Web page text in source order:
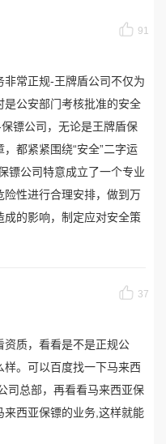
91
常正规-王牌盾公司不仅为
是公安部门考核批准的安全
镖公司，无论是王牌盾保
都紧紧围绕“安全”二字运
镖公司特意成立了一个专业
险性进行合理安排，做到万
的影响，制定应对安全策
37
质，看看是不是正规公
样。可以百度找一下马来西
司总部，再看看马来西亚保
西亚保镖的业务,这样就能